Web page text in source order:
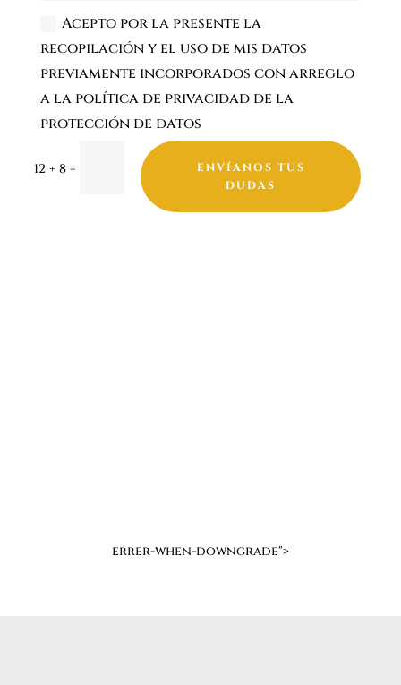
Acepto por la presente la
recopilación y el uso de mis datos
previamente incorporados con arreglo
a la política de privacidad de la
protección de datos
12 + 8 =
ENVÍANOS TUS
DUDAS
errer-when-downgrade">